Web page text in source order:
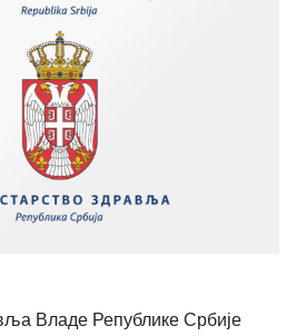
Владе Републике Србије